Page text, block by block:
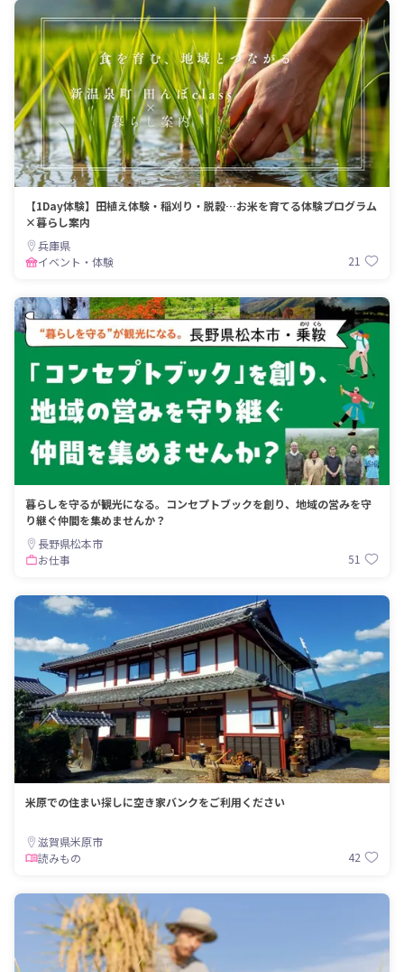
【1Day体験】田植え体験・稲刈り・脱穀…お米を育てる体験プログラム
×暮らし案内
兵庫県
イベント・体験
21
暮らしを守るが観光になる。コンセプトブックを創り、地域の営みを守
り継ぐ仲間を集めませんか？
長野県松本市
お仕事
51
米原での住まい探しに空き家バンクをご利用ください
滋賀県米原市
読みもの
42